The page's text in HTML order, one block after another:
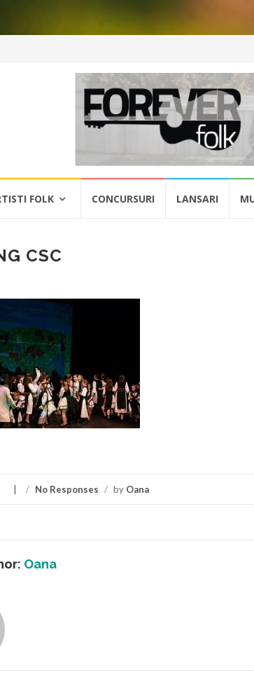
FOLK CONCURSURI LANSARI
CSC
/ No Responses / by Oana
Oana